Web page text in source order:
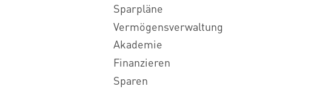
Sparpläne
Vermögensverwaltung
Akademie
Finanzieren
Sparen